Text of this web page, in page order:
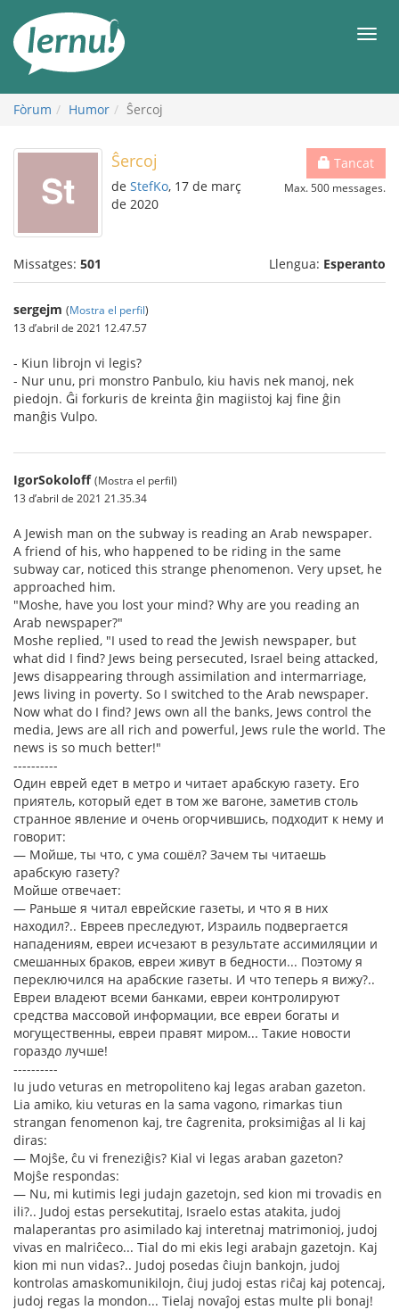
contingut
Fòrum Humor Ŝercoj
Tancat
Max. 500 messages.
Ŝercoj
de StefKo, 17 de març
de 2020
Missatges: 501 Llengua: Esperanto
sergejm (Mostra el perfil)
13 d’abril de 2021 12.47.57
- Kiun librojn vi legis?
- Nur unu, pri monstro Panbulo, kiu havis nek manoj, nek
piedojn. Ĝi forkuris de kreinta ĝin magiistoj kaj fine ĝin
manĝis Vulpo.
IgorSokoloff (Mostra el perfil)
13 d’abril de 2021 21.35.34
A Jewish man on the subway is reading an Arab newspaper.
A friend of his, who happened to be riding in the same
subway car, noticed this strange phenomenon. Very upset, he
approached him.
"Moshe, have you lost your mind? Why are you reading an
Arab newspaper?"
Moshe replied, "I used to read the Jewish newspaper, but
what did I find? Jews being persecuted, Israel being attacked,
Jews disappearing through assimilation and intermarriage,
Jews living in poverty. So I switched to the Arab newspaper.
Now what do I find? Jews own all the banks, Jews control the
media, Jews are all rich and powerful, Jews rule the world. The
news is so much better!"
----------
Один еврей едет в метро и читает арабскую газету. Его
приятель, который едет в том же вагоне, заметив столь
странное явление и очень огорчившись, подходит к нему и
говорит:
— Мойше, ты что, с ума сошёл? Зачем ты читаешь
арабскую газету?
Мойше отвечает:
— Раньше я читал еврейские газеты, и что я в них
находил?.. Евреев преследуют, Израиль подвергается
нападениям, евреи исчезают в результате ассимиляции и
смешанных браков, евреи живут в бедности... Поэтому я
переключился на арабские газеты. И что теперь я вижу?..
Евреи владеют всеми банками, евреи контролируют
средства массовой информации, все евреи богаты и
могущественны, евреи правят миром... Такие новости
гораздо лучше!
----------
Iu judo veturas en metropoliteno kaj legas araban gazeton.
Lia amiko, kiu veturas en la sama vagono, rimarkas tiun
strangan fenomenon kaj, tre ĉagrenita, proksimiĝas al li kaj
diras:
— Mojŝe, ĉu vi freneziĝis? Kial vi legas araban gazeton?
Mojŝe respondas:
— Nu, mi kutimis legi judajn gazetojn, sed kion mi trovadis en
ili?.. Judoj estas persekutitaj, Israelo estas atakita, judoj
malaperantas pro asimilado kaj interetnaj matrimonioj, judoj
vivas en malriĉeco... Tial do mi ekis legi arabajn gazetojn. Kaj
kion mi nun vidas?.. Judoj posedas ĉiujn bankojn, judoj
kontrolas amaskomunikilojn, ĉiuj judoj estas riĉaj kaj potencaj,
judoj regas la mondon... Tielaj novaĵoj estas multe pli bonaj!